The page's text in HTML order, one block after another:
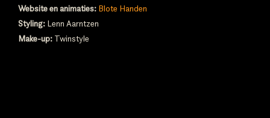
Website en animaties: Blote Handen
Styling: Lenn Aarntzen
Make-up: Twinstyle